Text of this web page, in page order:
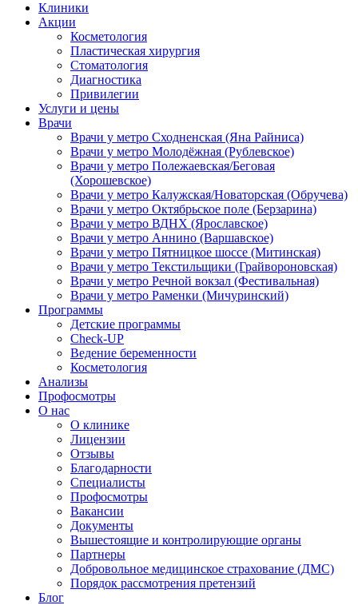
Клиники
Акции
Косметология
Пластическая хирургия
Стоматология
Диагностика
Привилегии
Услуги и цены
Врачи
Врачи у метро Сходненская (Яна Райниса)
Врачи у метро Молодёжная (Рублевское)
Врачи у метро Полежаевская/Беговая
(Хорошевское)
Врачи у метро Калужская/Новаторская (Обручева)
Врачи у метро Октябрьское поле (Берзарина)
Врачи у метро ВДНХ (Ярославское)
Врачи у метро Аннино (Варшавское)
Врачи у метро Пятницкое шоссе (Митинская)
Врачи у метро Текстильщики (Грайвороновская)
Врачи у метро Речной вокзал (Фестивальная)
Врачи у метро Раменки (Мичуринский)
Программы
Детские программы
Check-UP
Ведение беременности
Косметология
Анализы
Профосмотры
О нас
О клинике
Лицензии
Отзывы
Благодарности
Специалисты
Профосмотры
Вакансии
Документы
Вышестоящие и контролирующие органы
Партнеры
Добровольное медицинское страхование (ДМС)
Порядок рассмотрения претензий
Блог